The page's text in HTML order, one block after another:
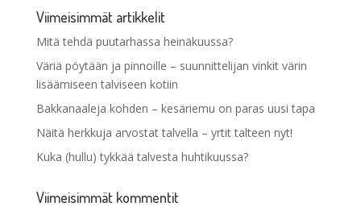
Viimeisimmät artikkelit
Mitä tehdä puutarhassa heinäkuussa?
Väriä pöytään ja pinnoille – suunnittelijan vinkit värin
lisäämiseen talviseen kotiin
Bakkanaaleja kohden – kesäriemu on paras uusi tapa
Näitä herkkuja arvostat talvella – yrtit talteen nyt!
Kuka (hullu) tykkää talvesta huhtikuussa?
Viimeisimmät kommentit